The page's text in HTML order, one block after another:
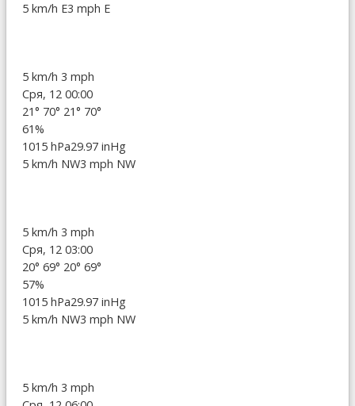
5 km/h E3 mph E
5 km/h 3 mph
Сря, 12 00:00
21° 70° 21° 70°
61%
1015 hPa29.97 inHg
5 km/h NW3 mph NW
5 km/h 3 mph
Сря, 12 03:00
20° 69° 20° 69°
57%
1015 hPa29.97 inHg
5 km/h NW3 mph NW
5 km/h 3 mph